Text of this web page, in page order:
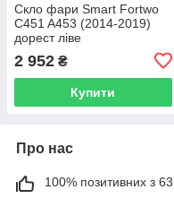
Скло фари Smart Fortwo
C451 A453 (2014-2019)
дорест ліве
2 952 ₴
Купити
Про нас
100% позитивних з